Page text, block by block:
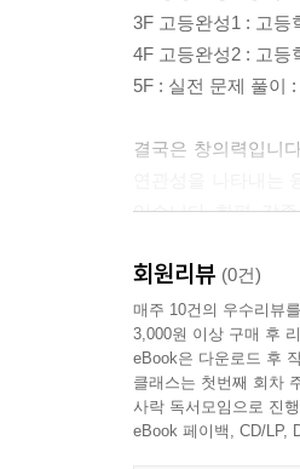
3F 고등완성1 : 고등
4F 고등완성2 : 고등
5F : 실전 문제 풀이
결국은 창의력입니
있습니다. 한편, 각
융합인재 양성’을 목
창의력과학 세페이
② 책의 특징
(1) 강의 : 한 단원의
(2) 개념확인, 확인
회원리뷰 (0건)
매주 10건의 우수리뷰
3,000원 이상 구매 후
eBook은 다운로드 후
클래스는 첫번째 회차
사락 독서모임으로 진
eBook 페이백, CD/LP,